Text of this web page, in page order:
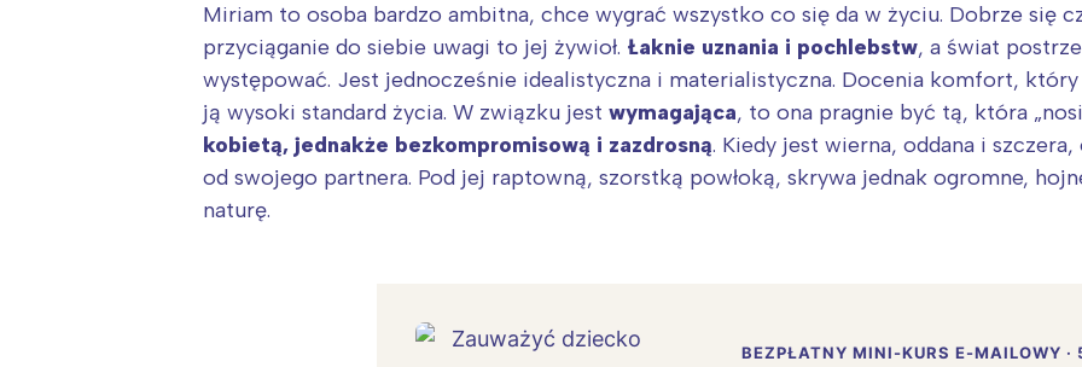
Miriam to osoba bardzo ambitna, chce wygrać wszystko co się da w życiu. Dobrze się
przyciąganie do siebie uwagi to jej żywioł. Łaknie uznania i pochlebstw, a świat
występować. Jest jednocześnie idealistyczna i materialistyczna. Docenia komfort,
ją wysoki standard życia. W związku jest wymagająca, to ona pragnie być tą, która
kobietą, jednakże bezkompromisową i zazdrosną. Kiedy jest wierna, oddana i
od swojego partnera. Pod jej raptowną, szorstką powłoką, skrywa jednak ogromne,
naturę.
BEZPŁATNY MINI-KURS E-MAILOWY ·